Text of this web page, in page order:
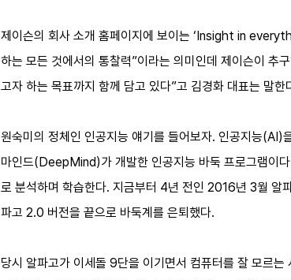
제이슨의 회사 소개 홈페이지에 보이는 ‘Insight in
하는 모든 것에서의 통찰력”이라는 의미인데 제이슨이 추
고자 하는 목표까지 함께 담고 있다”고 김경화 대표는 말한
원숙미의 정체인 인공지능 얘기를 들어보자. 인공지능(AI)
마인드(DeepMind)가 개발한 인공지능 바둑 프로그램이
로 분석하며 학습한다. 지금부터 4년 전인 2016년 3월 알
파고 2.0 버전을 끝으로 바둑계를 은퇴했다.
당시 알파고가 이세돌 9단을 이기면서 컴퓨터를 잘 모르